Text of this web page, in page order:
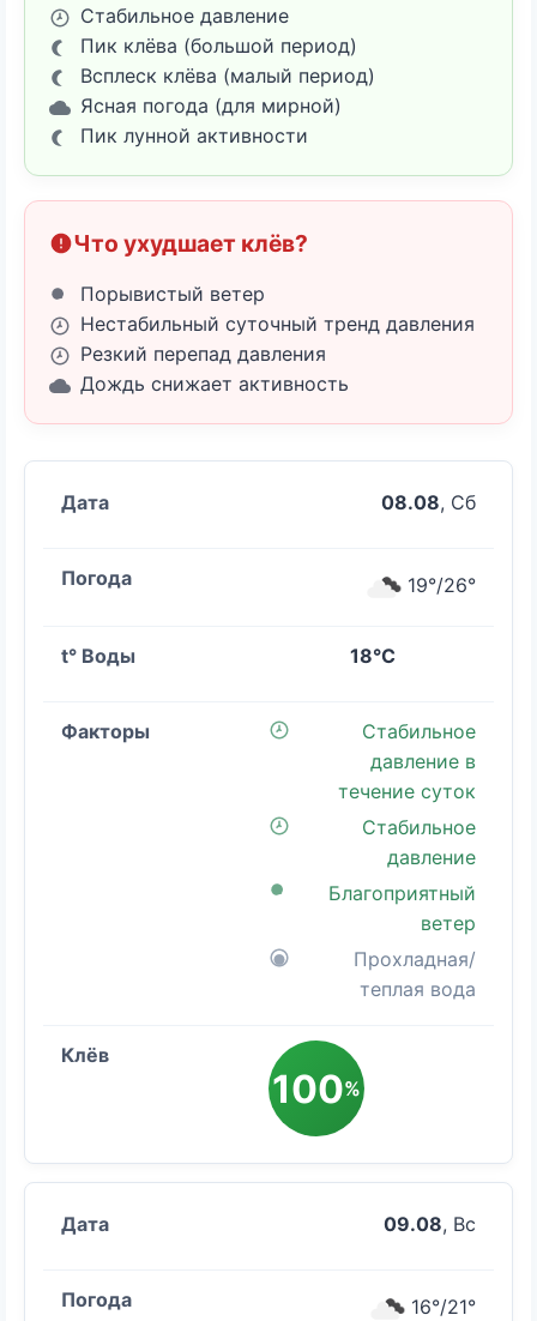
Стабильное давление
Пик клёва (большой период)
Всплеск клёва (малый период)
Ясная погода (для мирной)
Пик лунной активности
Что ухудшает клёв?
Порывистый ветер
Нестабильный суточный тренд давления
Резкий перепад давления
Дождь снижает активность
08.08, Сб
19°/26°
18°C
Стабильное
давление в
течение суток
Стабильное
давление
Благоприятный
ветер
Прохладная/
теплая вода
100%
09.08, Вс
16°/21°